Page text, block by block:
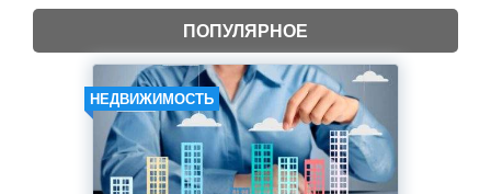
ПОПУЛЯРНОЕ
НЕДВИЖИМОСТЬ